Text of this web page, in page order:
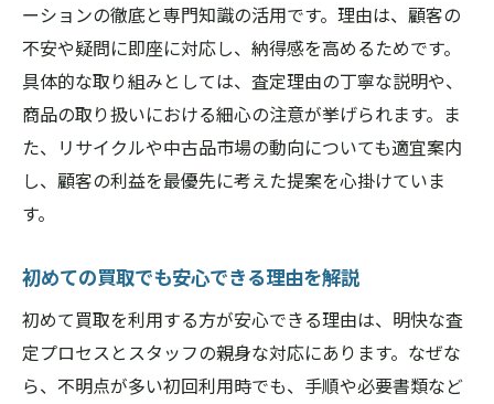
ーションの徹底と専門知識の活用です。理由は、顧客の
不安や疑問に即座に対応し、納得感を高めるためです。
具体的な取り組みとしては、査定理由の丁寧な説明や、
商品の取り扱いにおける細心の注意が挙げられます。ま
た、リサイクルや中古品市場の動向についても適宜案内
し、顧客の利益を最優先に考えた提案を心掛けていま
す。
初めての買取でも安心できる理由を解説
初めて買取を利用する方が安心できる理由は、明快な査
定プロセスとスタッフの親身な対応にあります。なぜな
ら、不明点が多い初回利用時でも、手順や必要書類など